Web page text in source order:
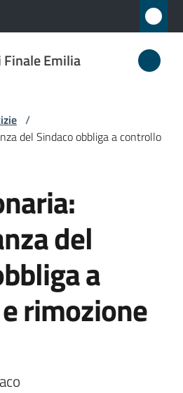
Finale Emilia
/
del Sindaco obbliga a controllo
del
a
rimozione